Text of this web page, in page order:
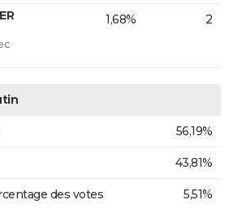
1,68% 2
56,19%
43,81%
des votes
5,51%